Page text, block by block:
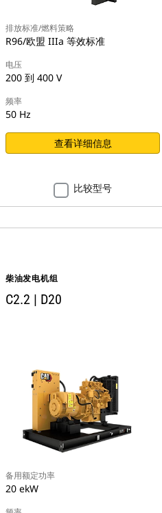
排放标准/燃料策略
R96/欧盟 IIIa 等效标准
电压
200 到 400 V
频率
50 Hz
查看详细信息
比较型号
柴油发电机组
C2.2 | D20
备用额定功率
20 ekW